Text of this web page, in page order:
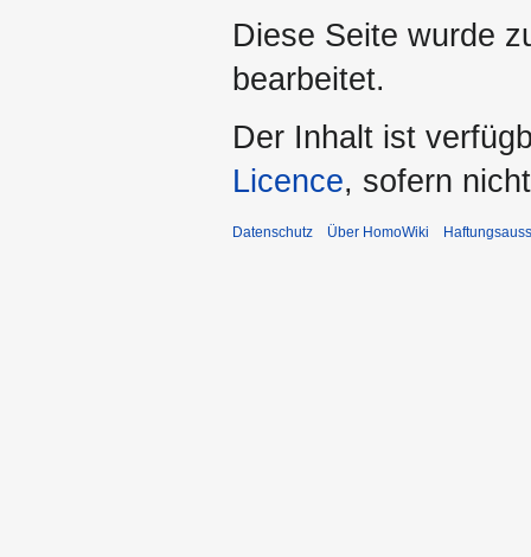
Diese Seite wurde
bearbeitet.
Der Inhalt ist
Licence, sofern
Datenschutz Über HomoWiki